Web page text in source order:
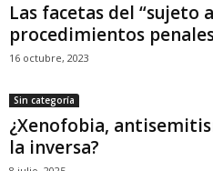
Las facetas del “sujeto
procedimientos
16 octubre, 2023
Sin categoría
¿Xenofobia,
la inversa?